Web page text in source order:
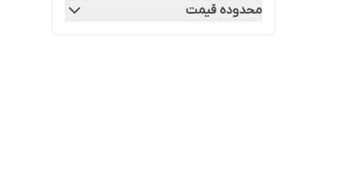
محدوده قیمت